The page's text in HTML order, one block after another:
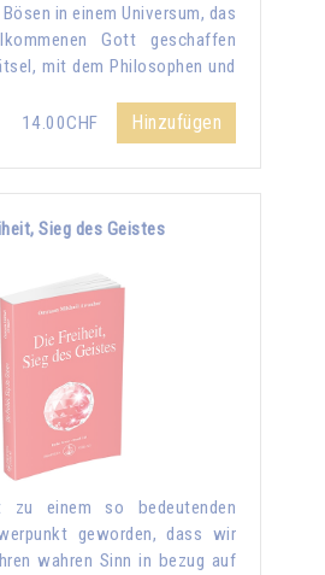
in einem Universum, das
Gott geschaffen
mit dem Philosophen und
14.00CHF
Hinzufügen
Sieg des Geistes
zu einem so bedeutenden
geworden, dass wir
wahren Sinn in bezug auf